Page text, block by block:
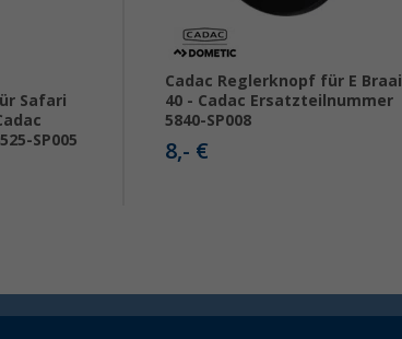
Safari
SP005
Cadac Reglerknopf für E Braai
40 - Cadac Ersatzteilnummer
5840-SP008
8,- €